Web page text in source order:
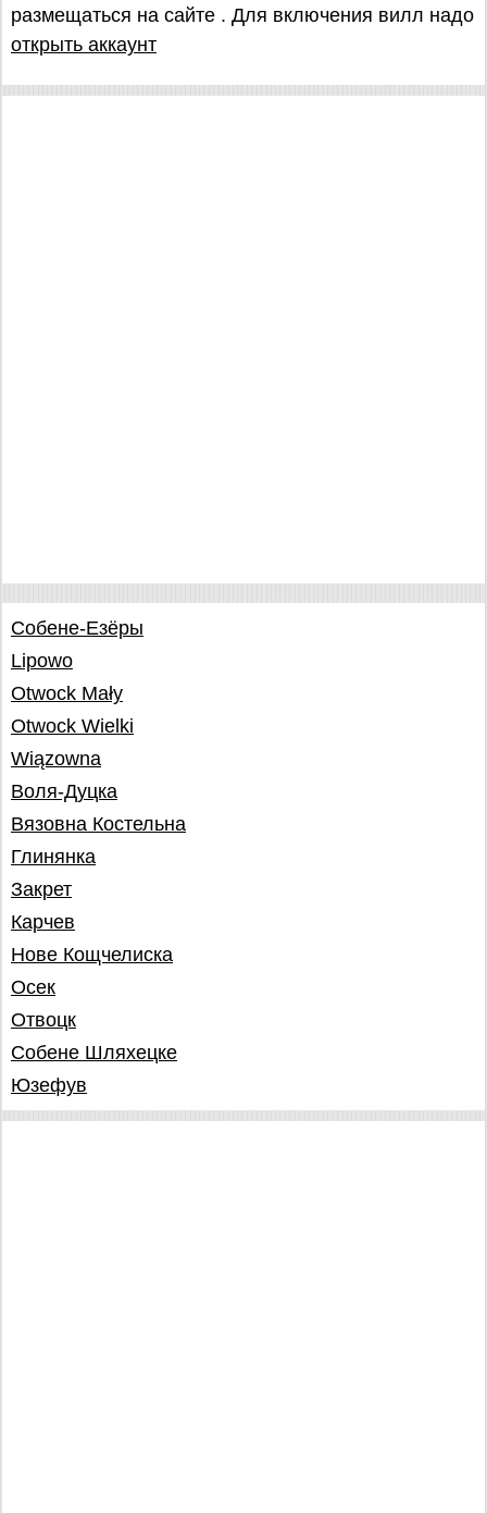
размещаться на сайте . Для включения вилл надо
открыть аккаунт
Собене-Езёры
Lipowo
Otwock Mały
Otwock Wielki
Wiązowna
Воля-Дуцка
Вязовна Костельна
Глинянка
Закрет
Карчев
Нове Кощчелиска
Осек
Отвоцк
Собене Шляхецке
Юзефув